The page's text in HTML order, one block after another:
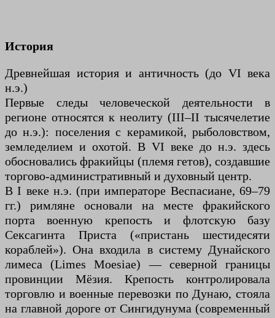
История
Древнейшая история и античность (до VI века
н.э.)
Первые следы человеческой деятельности в
регионе относятся к неолиту (III–II тысячелетие
до н.э.): поселения с керамикой, рыболовством,
земледелием и охотой. В VI веке до н.э. здесь
обосновались фракийцы (племя гетов), создавшие
торгово-административный и духовный центр.
В I веке н.э. (при императоре Веспасиане, 69–79
гг.) римляне основали на месте фракийского
порта военную крепость и флотскую базу
Сексагинта Приста («пристань шестидесяти
кораблей»). Она входила в систему Дунайского
лимеса (Limes Moesiae) — северной границы
провинции Мёзия. Крепость контролировала
торговлю и военные перевозки по Дунаю, стояла
на главной дороге от Сингидунума (современный